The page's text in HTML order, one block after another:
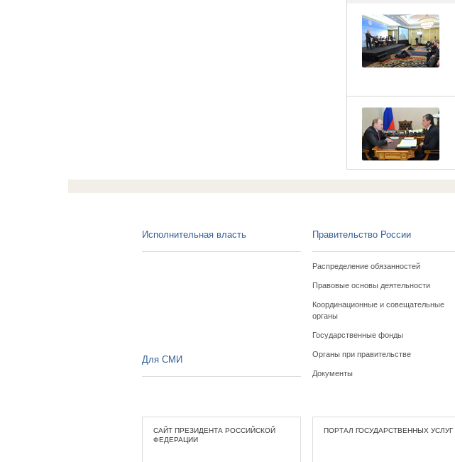
Исполнительная власть Правительство России
Распределение обязанностей
Правовые основы деятельности
Координационные и совещательные
органы
Государственные фонды
Органы при правительстве
Документы
Для СМИ
САЙТ ПРЕЗИДЕНТА РОССИЙСКОЙ
ФЕДЕРАЦИИ
ПОРТАЛ ГОСУДАРСТВЕННЫХ УСЛУГ